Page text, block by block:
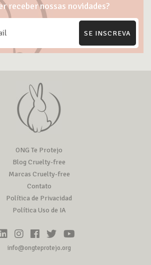
receber nossas novidades?
SE INSCREVA
ONG Te Protejo
Blog Cruelty-free
Marcas Cruelty-free
Contato
Política de Privacidad
Política Uso de IA
info@ongteprotejo.org